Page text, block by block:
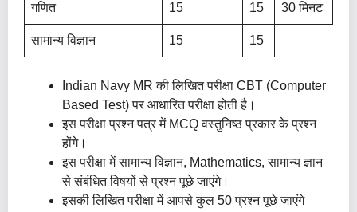
गणित 15 15 30 मिनट
सामान्य विज्ञान 15 15
Indian Navy MR की लिखित परीक्षा CBT (Computer
Based Test) पर आधारित परीक्षा होती है।
इस परीक्षा प्रश्न पत्र में MCQ वस्तुनिष्ठ प्रकार के प्रश्न
होंगे।
इस परीक्षा में सामान्य विज्ञान, Mathematics, सामान्य ज्ञान
से संबंधित विषयों से प्रश्न पूछे जाएंगे।
इसकी लिखित परीक्षा में आपसे कुल 50 प्रश्न पूछे जाएंगे